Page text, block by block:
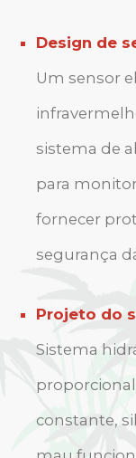
Design de
Um sensor
sistema de
para
fornecer
segurança
Projeto do
Sistema
proporcional
constante,